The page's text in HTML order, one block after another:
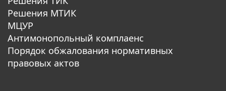
Решения МТИК
МЦУР
Антимонопольный комплаенс
Порядок обжалования нормативных
правовых актов